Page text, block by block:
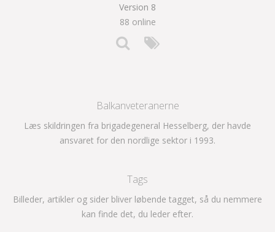
Version 8
88 online
Balkanveteranerne
Læs skildringen fra brigadegeneral Hesselberg, der havde
ansvaret for den nordlige sektor i 1993.
Tags
Billeder, artikler og sider bliver løbende tagget, så du nemmere
kan finde det, du leder efter.